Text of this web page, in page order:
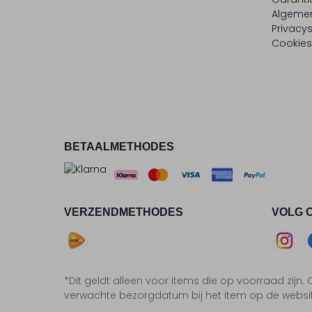
BETAALMETHODES
VERZENDMETHODES VOLG
*Dit geldt alleen voor items die op voorraad zijn.
verwachte bezorgdatum bij het item op de